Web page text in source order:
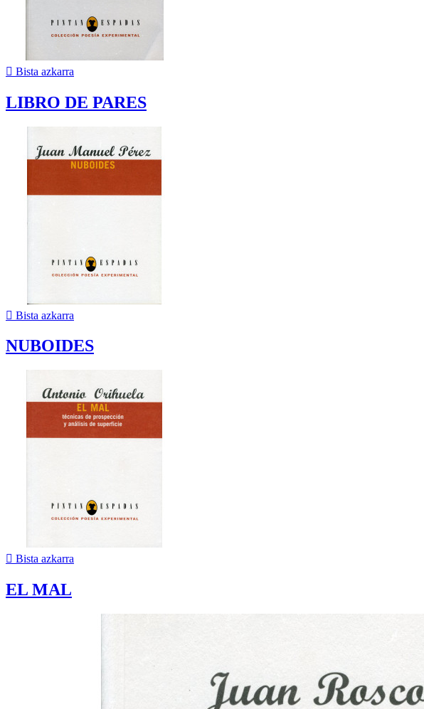
 Bista azkarra
LIBRO DE PARES
 Bista azkarra
NUBOIDES
 Bista azkarra
EL MAL